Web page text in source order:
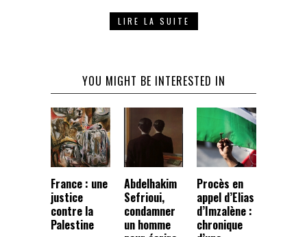
LIRE LA SUITE
YOU MIGHT BE INTERESTED IN
France : une
justice
contre la
Palestine
Abdelhakim
Sefrioui,
condamner
un homme
Procès en
appel d’Elias
d’Imzalène :
chronique